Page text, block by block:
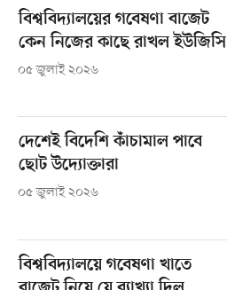
বিশ্ববিদ্যালয়ের গবেষণা বাজেট
কেন নিজের কাছে রাখল ইউজিসি
০৫ জুলাই ২০২৬
দেশেই বিদেশি কাঁচামাল পাবে
ছোট উদ্যোক্তারা
০৫ জুলাই ২০২৬
বিশ্ববিদ্যালয়ে গবেষণা খাতে